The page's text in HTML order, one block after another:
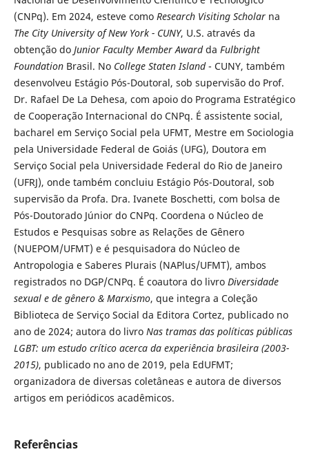
(CNPq). Em 2024, esteve como Research Visiting Scholarna
The City University of New York - CUNY, U.S. através da
obtenção do Junior Faculty Member Awardda Fulbright
FoundationBrasil. No College Staten Island- CUNY, também
desenvolveu Estágio Pós-Doutoral, sob supervisão do Prof.
Dr. Rafael De La Dehesa, com apoio do Programa Estratégico
de Cooperação Internacional do CNPq. É assistente social,
bacharel em Serviço Social pela UFMT, Mestre em Sociologia
pela Universidade Federal de Goiás (UFG), Doutora em
Serviço Social pela Universidade Federal do Rio de Janeiro
(UFRJ), onde também concluiu Estágio Pós-Doutoral, sob
supervisão da Profa. Dra. Ivanete Boschetti, com bolsa de
Pós-Doutorado Júnior do CNPq. Coordena o Núcleo de
Estudos e Pesquisas sobre as Relações de Gênero
(NUEPOM/UFMT) e é pesquisadora do Núcleo de
Antropologia e Saberes Plurais (NAPlus/UFMT), ambos
registrados no DGP/CNPq. É coautora do livro Diversidade
sexual e de gênero & Marxismo, que integra a Coleção
Biblioteca de Serviço Social da Editora Cortez, publicado no
ano de 2024; autora do livro Nas tramas das políticas públicas
LGBT: um estudo crítico acerca da experiência brasileira (2003-
2015), publicado no ano de 2019, pela EdUFMT;
organizadora de diversas coletâneas e autora de diversos
artigos em periódicos acadêmicos.
Referências